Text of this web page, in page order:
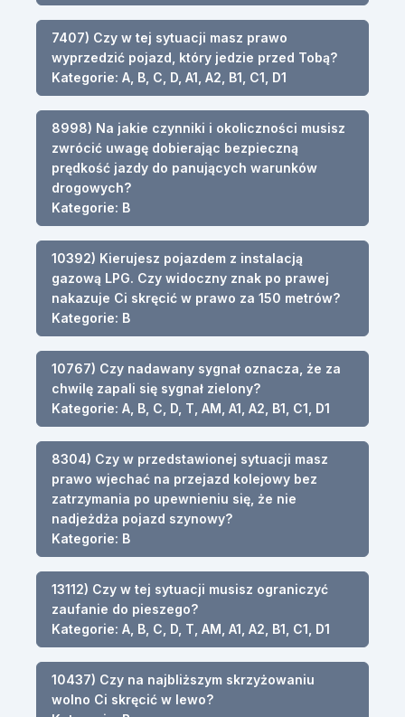
7407) Czy w tej sytuacji masz prawo
wyprzedzić pojazd, który jedzie przed Tobą?
Kategorie: A, B, C, D, A1, A2, B1, C1, D1
8998) Na jakie czynniki i okoliczności musisz
zwrócić uwagę dobierając bezpieczną
prędkość jazdy do panujących warunków
drogowych?
Kategorie: B
10392) Kierujesz pojazdem z instalacją
gazową LPG. Czy widoczny znak po prawej
nakazuje Ci skręcić w prawo za 150 metrów?
Kategorie: B
10767) Czy nadawany sygnał oznacza, że za
chwilę zapali się sygnał zielony?
Kategorie: A, B, C, D, T, AM, A1, A2, B1, C1, D1
8304) Czy w przedstawionej sytuacji masz
prawo wjechać na przejazd kolejowy bez
zatrzymania po upewnieniu się, że nie
nadjeżdża pojazd szynowy?
Kategorie: B
13112) Czy w tej sytuacji musisz ograniczyć
zaufanie do pieszego?
Kategorie: A, B, C, D, T, AM, A1, A2, B1, C1, D1
10437) Czy na najbliższym skrzyżowaniu
wolno Ci skręcić w lewo?